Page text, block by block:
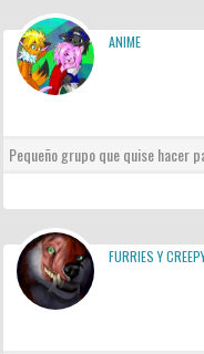
ANIME
Pequeño grupo que quise hacer
FURRIES Y